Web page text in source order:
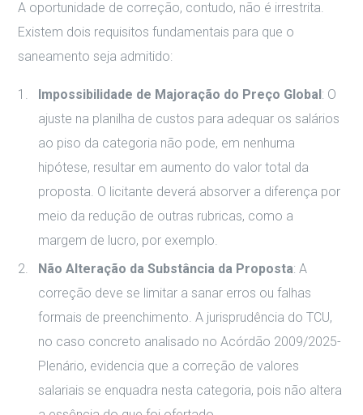
A oportunidade de correção, contudo, não é irrestrita.
Existem dois requisitos fundamentais para que o
saneamento seja admitido:
Impossibilidade de Majoração do Preço Global: O
ajuste na planilha de custos para adequar os salários
ao piso da categoria não pode, em nenhuma
hipótese, resultar em aumento do valor total da
proposta. O licitante deverá absorver a diferença por
meio da redução de outras rubricas, como a
margem de lucro, por exemplo.
Não Alteração da Substância da Proposta: A
correção deve se limitar a sanar erros ou falhas
formais de preenchimento. A jurisprudência do TCU,
no caso concreto analisado no Acórdão 2009/2025-
Plenário, evidencia que a correção de valores
salariais se enquadra nesta categoria, pois não altera